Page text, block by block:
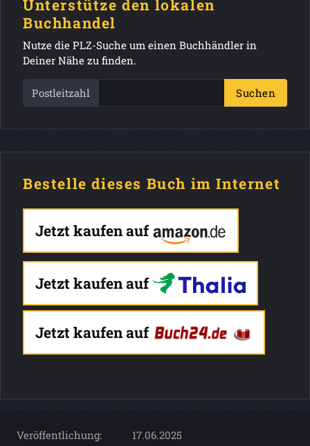
Unterstütze den lokalen
Buchhandel
Nutze die PLZ-Suche um einen Buchhändler in
Deiner Nähe zu finden.
Postleitzahl Suchen
Bestelle dieses Buch im Internet
Jetzt kaufen auf
Jetzt kaufen auf
Jetzt kaufen auf
Veröffentlichung:
17.06.2025